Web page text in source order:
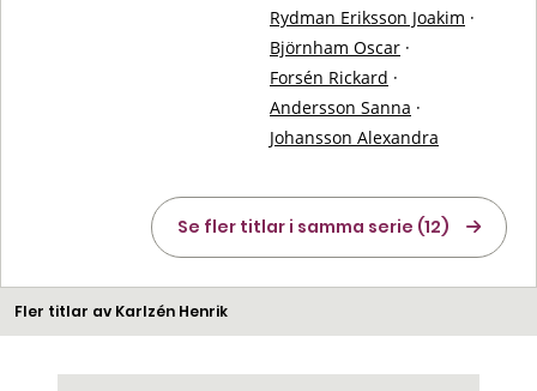
Rydman Eriksson Joakim ·
Björnham Oscar ·
Forsén Rickard ·
Andersson Sanna ·
Johansson Alexandra
Se fler titlar i samma serie (12)
Fler titlar av Karlzén Henrik